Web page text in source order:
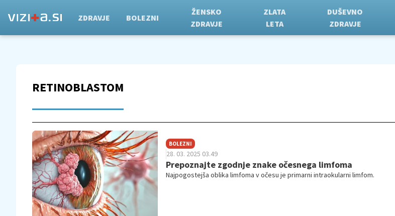
ZDRAVJE BOLEZNI
ŽENSKO
ZDRAVJE
ZLATA
LETA
DUŠEVNO
ZDRAVJE
RETINOBLASTOM
BOLEZNI
28. 03. 2025 03.49
Prepoznajte zgodnje znake očesnega limfoma
Najpogostejša oblika limfoma v očesu je primarni intraokularni limfom.